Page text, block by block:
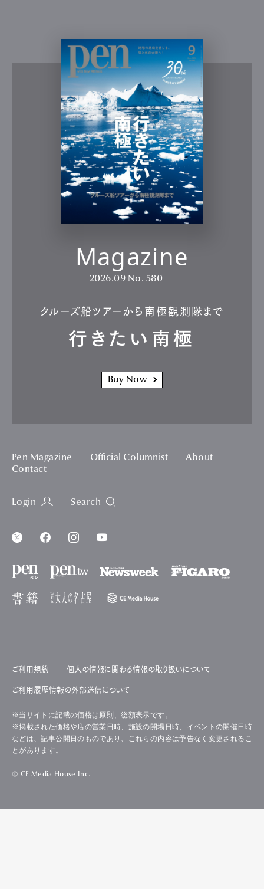
Magazine
2026.09 No. 580
クルーズ船ツアーから南極観測隊まで
行きたい南極
Buy Now
Pen Magazine Official Columnist
About
Contact
Login Search
ご利用規約 個人の情報に関わる情報の取り扱いについて
ご利用履歴情報の外部送信について
※当サイトに記載の価格は原則、総額表示です。
※掲載された価格や店の営業日時、施設の開場日時、イベントの開催日時
などは、記事公開日のものであり、これらの内容は予告なく変更されるこ
とがあります。
© CE Media House Inc.